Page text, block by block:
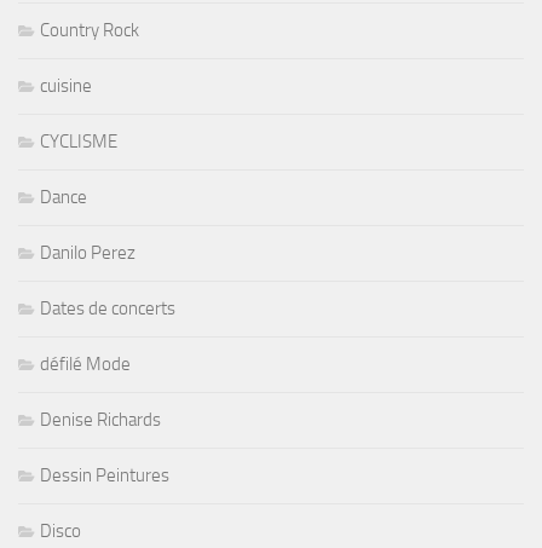
Country Rock
cuisine
CYCLISME
Dance
Danilo Perez
Dates de concerts
défilé Mode
Denise Richards
Dessin Peintures
Disco